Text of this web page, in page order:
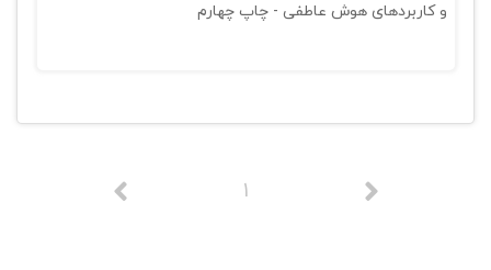
و کاربردهای هوش عاطفی - چاپ چهارم
1